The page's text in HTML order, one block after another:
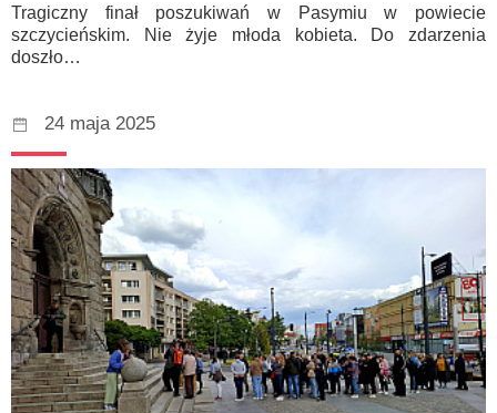
Tragiczny finał poszukiwań w Pasymiu w powiecie
szczycieńskim. Nie żyje młoda kobieta. Do zdarzenia
doszło…
24 maja 2025